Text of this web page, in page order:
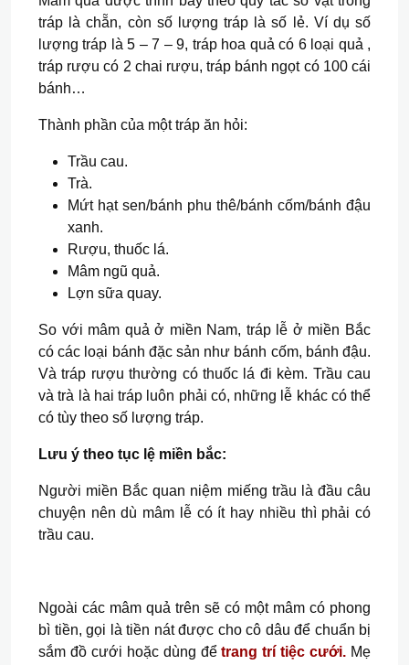
tráp là chẵn, còn số lượng tráp là số lẻ. Ví dụ số
lượng tráp là 5 – 7 – 9, tráp hoa quả có 6 loại quả ,
tráp rượu có 2 chai rượu, tráp bánh ngọt có 100 cái
bánh…
Thành phần của một tráp ăn hỏi:
Trầu cau.
Trà.
Mứt hạt sen/bánh phu thê/bánh cốm/bánh đậu
xanh.
Rượu, thuốc lá.
Mâm ngũ quả.
Lợn sữa quay.
So với mâm quả ở miền Nam, tráp lễ ở miền Bắc
có các loại bánh đặc sản như bánh cốm, bánh đậu.
Và tráp rượu thường có thuốc lá đi kèm. Trầu cau
và trà là hai tráp luôn phải có, những lễ khác có thể
có tùy theo số lượng tráp.
Lưu ý theo tục lệ miền bắc:
Người miền Bắc quan niệm miếng trầu là đầu câu
chuyện nên dù mâm lễ có ít hay nhiều thì phải có
trầu cau.
Ngoài các mâm quả trên sẽ có một mâm có phong
bì tiền, gọi là tiền nát được cho cô dâu để chuẩn bị
sắm đồ cưới hoặc dùng đểtrang trí tiệc cưới. Mẹ